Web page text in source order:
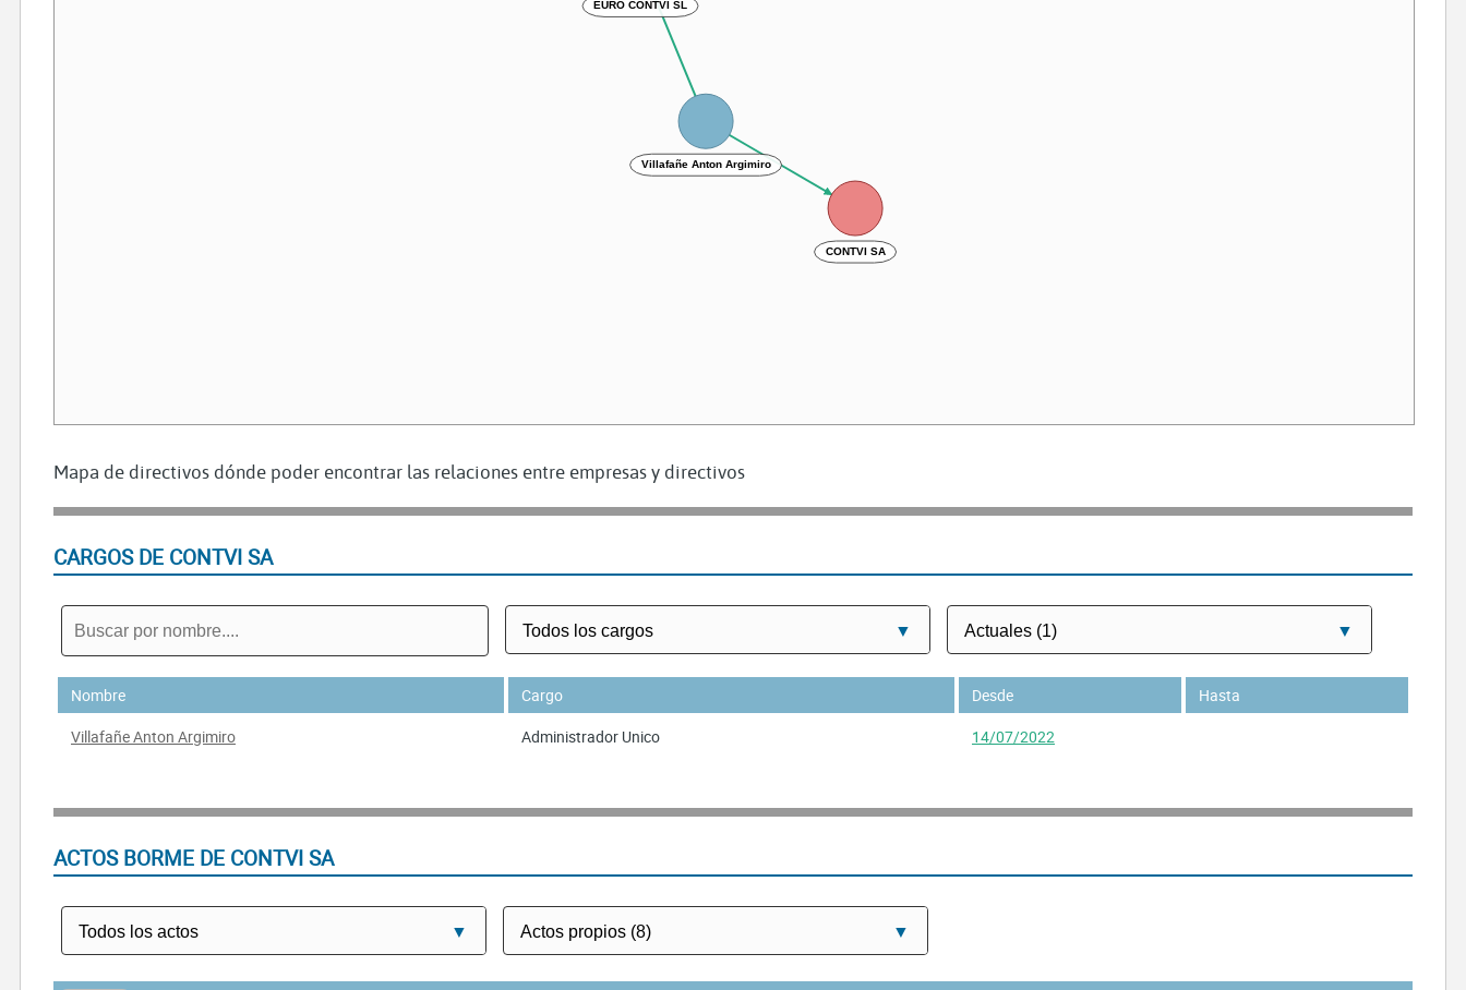
CONTVI SA
Villafañe Anton Argimiro
EURO CONTVI SL
Mapa de directivos dónde poder encontrar las relaciones entre empresas y directivos
CARGOS DE CONTVI SA
Nombre Cargo Desde
Hasta
Villafañe Anton Argimiro
Administrador Unico 14/07/2022
ACTOS BORME DE CONTVI SA